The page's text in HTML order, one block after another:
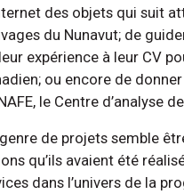
des objets qui suit
du Nunavut; de
expérience à leur CV
ou encore de
le Centre d’analyse
de projets semble
qu’ils avaient été
dans l’univers de la